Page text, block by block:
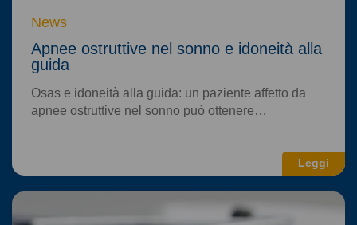
Leggi
News
Apnee ostruttive nel sonno e idoneità alla
guida
Osas e idoneità alla guida: un paziente affetto da
apnee ostruttive nel sonno può ottenere…